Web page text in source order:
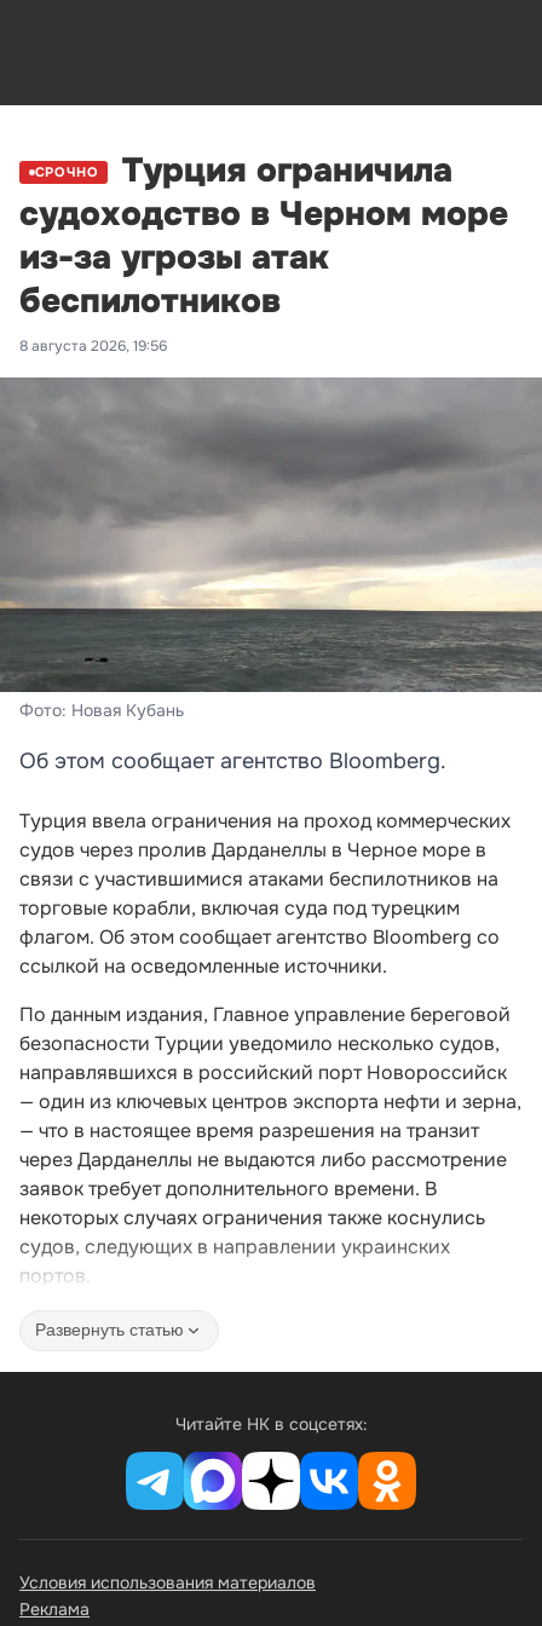
СРОЧНО
Турция ограничила
судоходство в Черном море
из-за угрозы атак
беспилотников
8 августа 2026, 19:56
Фото: Новая Кубань
Об этом сообщает агентство Bloomberg.
Турция ввела ограничения на проход коммерческих
судов через пролив Дарданеллы в Черное море в
связи с участившимися атаками беспилотников на
торговые корабли, включая суда под турецким
флагом. Об этом сообщает агентство Bloomberg со
ссылкой на осведомленные источники.
По данным издания, Главное управление береговой
безопасности Турции уведомило несколько судов,
направлявшихся в российский порт Новороссийск
— один из ключевых центров экспорта нефти и зерна,
— что в настоящее время разрешения на транзит
через Дарданеллы не выдаются либо рассмотрение
заявок требует дополнительного времени. В
некоторых случаях ограничения также коснулись
судов, следующих в направлении украинских
портов.
Развернуть статью
Читайте НК в соцсетях:
Условия использования материалов
Реклама